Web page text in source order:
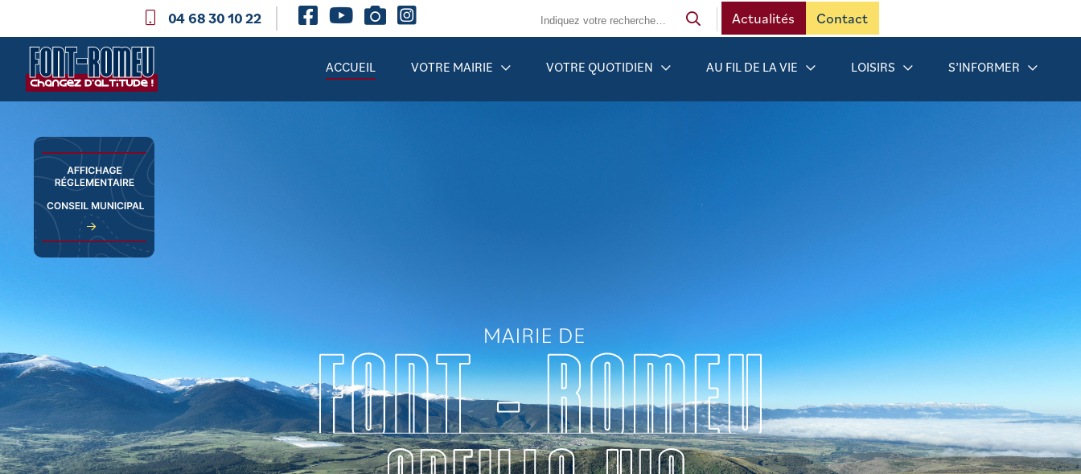
04 68 30 10 22 Contact
Actualités
ACCUEIL VOTRE MAIRIE VOTRE QUOTIDIEN AU FIL DE LA VIE LOISIRS S’INFORMER